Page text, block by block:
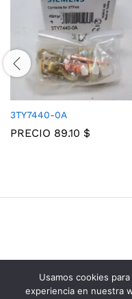
3TY7440-0A
PRECIO 89.10 $
Grupo Consolidados de
Usamos cookies
experiencia en nuestra